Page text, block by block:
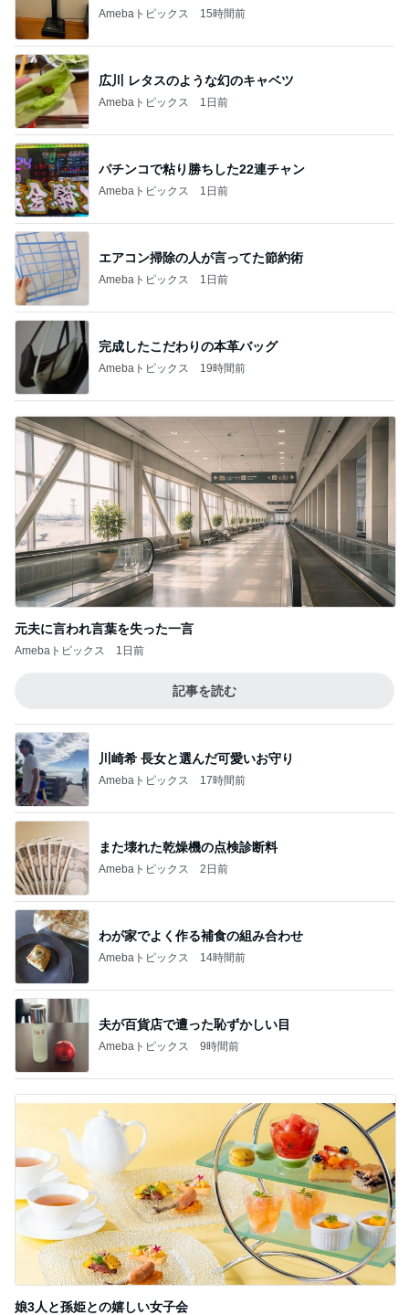
Amebaトピックス 15時間前
広川 レタスのような幻のキャベツ
Amebaトピックス 1日前
パチンコで粘り勝ちした22連チャン
Amebaトピックス 1日前
エアコン掃除の人が言ってた節約術
Amebaトピックス 1日前
完成したこだわりの本革バッグ
Amebaトピックス 19時間前
元夫に言われ言葉を失った一言
Amebaトピックス 1日前
記事を読む
川崎希 長女と選んだ可愛いお守り
Amebaトピックス 17時間前
また壊れた乾燥機の点検診断料
Amebaトピックス 2日前
わが家でよく作る補食の組み合わせ
Amebaトピックス 14時間前
夫が百貨店で遭った恥ずかしい目
Amebaトピックス 9時間前
娘3人と孫姫との嬉しい女子会